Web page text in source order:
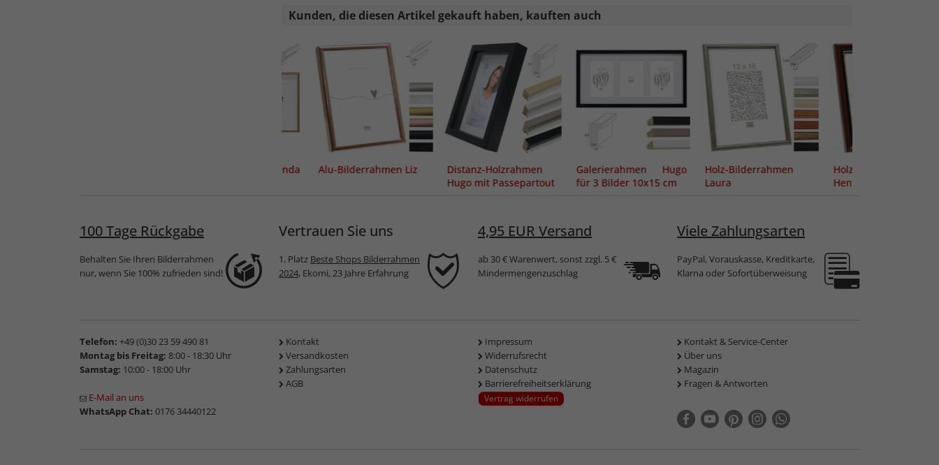
Kunden, die diesen Artikel gekauft haben, kauften auch
Galerierahmen Linda
Alu-Bilderrahmen Liz
Distanz-Holzrahmen
Hugo mit Passepartout
Galerierahmen Hugo
für 3 Bilder 10x15 cm
Holz-Bilderrahmen
Laura
Holz-Bilderrahmen
Henri
100 Tage Rückgabe
Behalten Sie Ihren Bilderrahmen
nur, wenn Sie 100% zufrieden sind!
Vertrauen Sie uns
1. Platz Beste Shops Bilderrahmen
2024, Ekomi, 23 Jahre Erfahrung
4,95 EUR Versand
ab 30 € Warenwert, sonst zzgl. 5 €
Mindermengenzuschlag
Viele Zahlungsarten
PayPal, Vorauskasse, Kreditkarte,
Klarna oder Sofortüberweisung
Telefon: +49 (0)30 23 59 490 81
Montag bis Freitag: 8:00 - 18:30 Uhr
Samstag: 10:00 - 18:00 Uhr
E-Mail an uns
WhatsApp Chat: 0176 34440122
Kontakt
Versandkosten
Zahlungsarten
AGB
Impressum
Widerrufsrecht
Datenschutz
Barrierefreiheitserklärung
Vertrag widerrufen
Kontakt & Service-Center
Über uns
Magazin
Fragen & Antworten